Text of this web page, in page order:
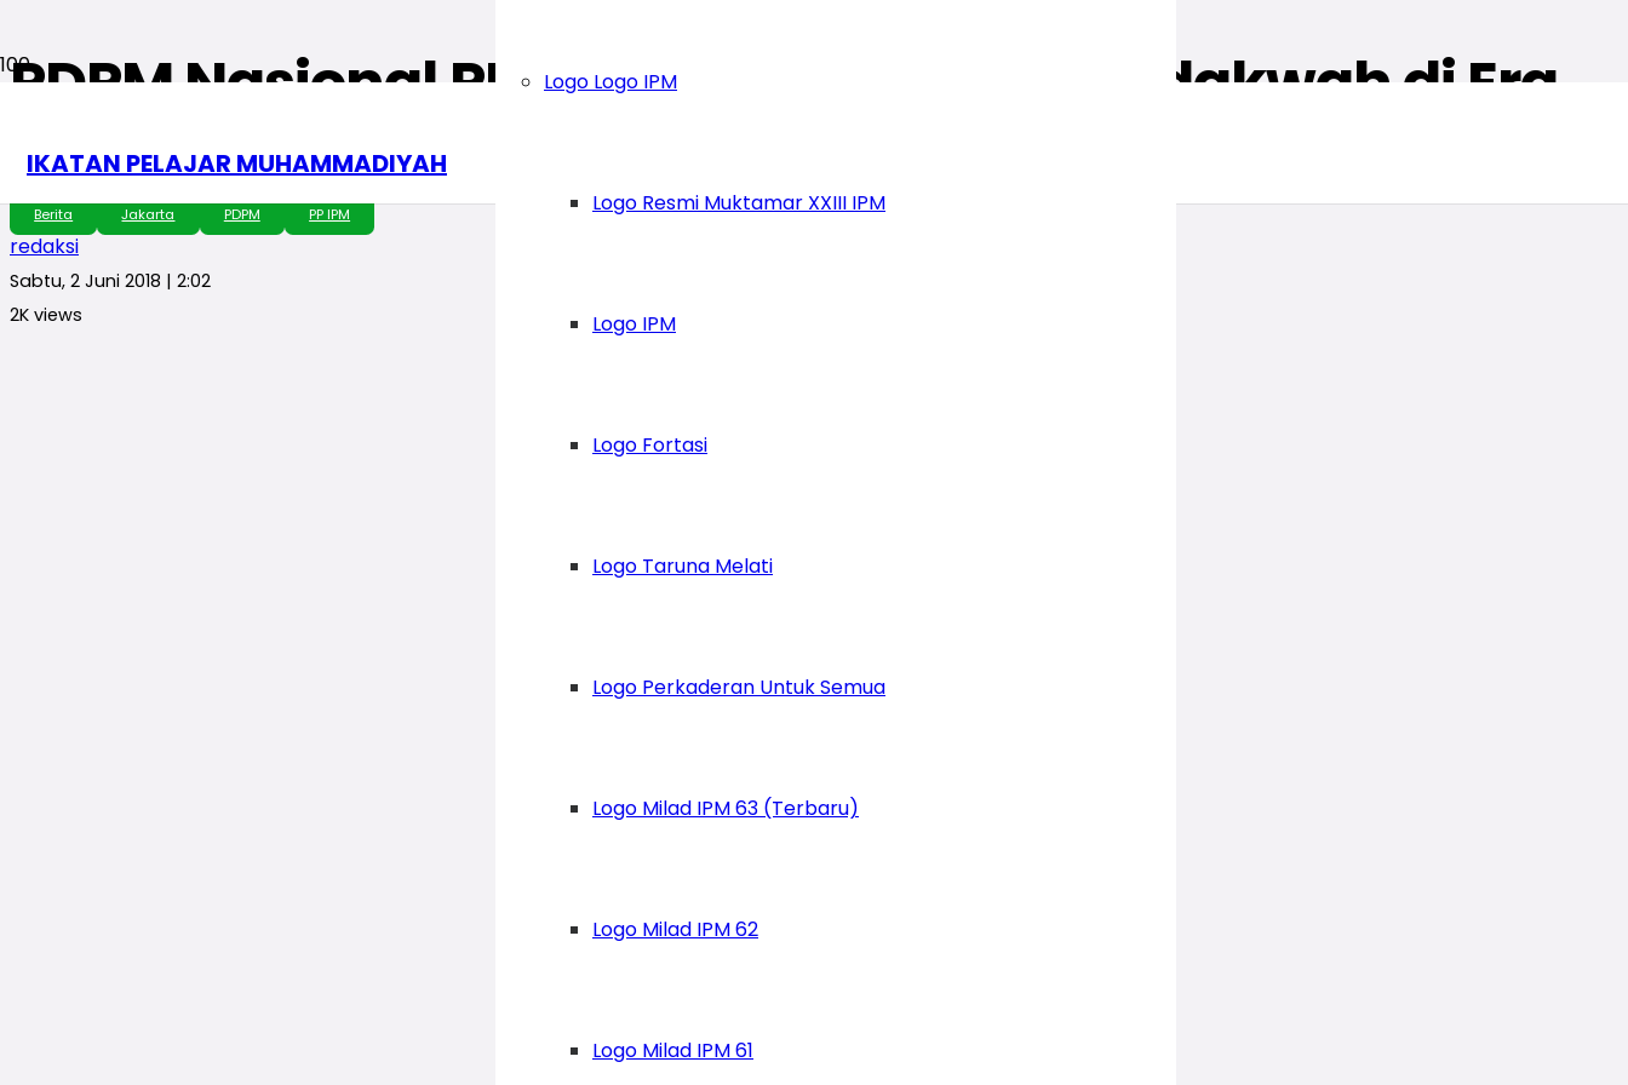
IKATAN PELAJAR MUHAMMADIYAH
Logo Logo IPM
Logo Resmi Muktamar XXIII IPM
Logo IPM
Logo Fortasi
Logo Taruna Melati
Logo Perkaderan Untuk Semua
Logo Milad IPM 63 (Terbaru)
Logo Milad IPM 62
Logo Milad IPM 61
PDPM Nasional PP IPM, Bekali Pelajar Berdakwah di Era
Milenial
Berita Jakarta PDPM PP IPM
redaksi
Sabtu, 2 Juni 2018 | 2:02
2K views